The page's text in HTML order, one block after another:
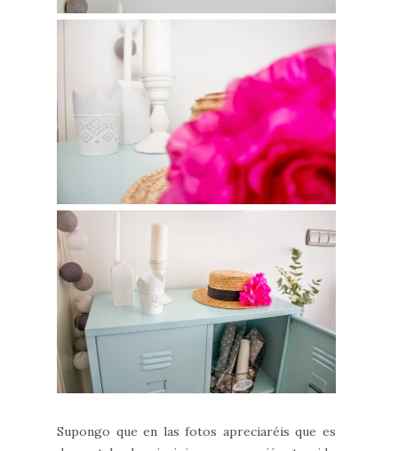
Supongo que en las fotos apreciaréis que es